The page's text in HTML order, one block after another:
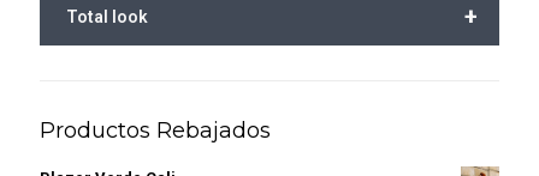
+
Total look
Productos Rebajados